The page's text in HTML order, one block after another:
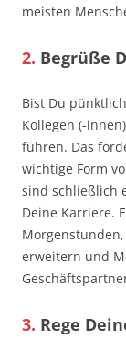
meisten
2. Begrüße
Bist Du
Kollegen (-
führen. Das
wichtige Form
sind schließlich
Deine Karriere.
erweitern und
3. Rege